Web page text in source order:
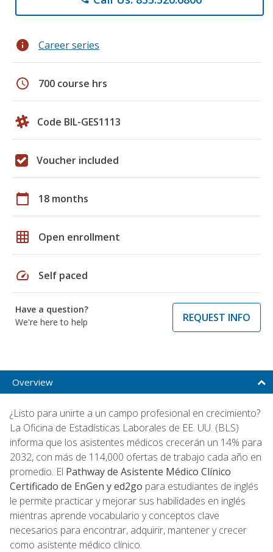
info Career series
schedule 700 course hrs
Code BIL-GES1113
Voucher included
calendar_today 18 months
grid_on Open enrollment
speed Self paced
Have a question?
We're here to help
REQUEST INFO
Overview
¿Listo para unirte a un campo profesional en crecimiento?
La Oficina de Estadísticas Laborales de EE. UU. (BLS)
informa que los asistentes médicos crecerán un 14% para
2032, con más de 114,000 ofertas de trabajo cada año en
promedio. El Pathway de Asistente Médico Clínico
Certificado de EnGen y ed2go para estudiantes de inglés
le permite practicar y mejorar sus habilidades en inglés
mientras aprende vocabulario y conceptos clave
necesarios para encontrar, adquirir, mantener y crecer
como asistente médico clínico.